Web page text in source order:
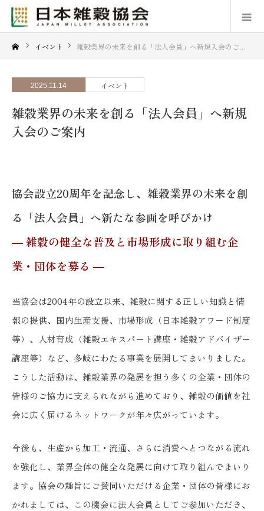
イベント 雑穀業界の未来を創る「法人会員」へ新規入会のご案内
2025.11.14 イベント
雑穀業界の未来を創る「法人会員」へ新規
入会のご案内
協会設立20周年を記念し、雑穀業界の未来を創
る「法人会員」へ新たな参画を呼びかけ
― 雑穀の健全な普及と市場形成に取り組む企
業・団体を募る ―
当協会は2004年の設立以来、雑穀に関する正しい知識と情
報の提供、国内生産支援、市場形成（日本雑穀アワード制度
等）、人材育成（雑穀エキスパート講座・雑穀アドバイザー
講座等）など、多岐にわたる事業を展開してまいりました。
こうした活動は、雑穀業界の発展を担う多くの企業・団体の
皆様のご協力に支えられながら進めており、雑穀の価値を社
会に広く届けるネットワークが年々広がっています。
今後も、生産から加工・流通、さらに消費へとつながる流れ
を強化し、業界全体の健全な発展に向けて取り組んでまいり
ます。協会の趣旨にご賛同いただける企業・団体の皆様にお
かれましては、この機会に法人会員としてご参加いただき、